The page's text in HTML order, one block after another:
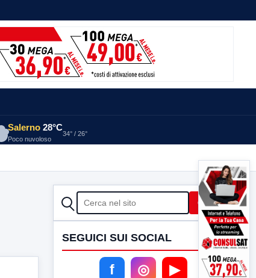
Salerno 28°C
Poco nuvoloso
34° / 26°
CERCA Cerca
SEGUICI SUI SOCIAL
f ◎ ▶